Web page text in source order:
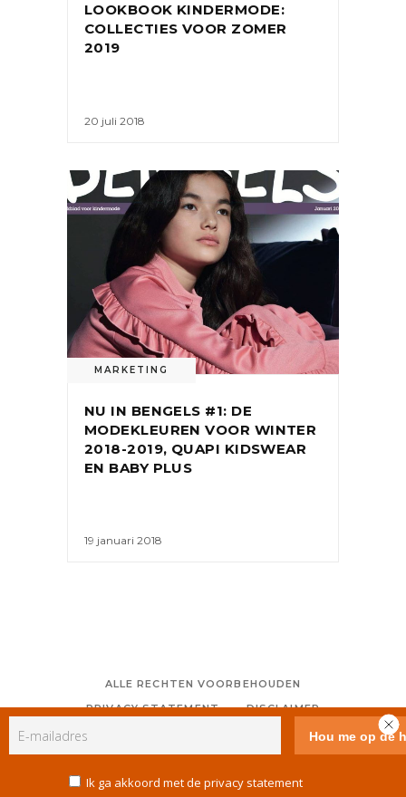
LOOKBOOK KINDERMODE:
COLLECTIES VOOR ZOMER
2019
20 juli 2018
MARKETING
NU IN BENGELS #1: DE
MODEKLEUREN VOOR WINTER
2018-2019, QUAPI KIDSWEAR
EN BABY PLUS
19 januari 2018
ALLE RECHTEN VOORBEHOUDEN
PRIVACY STATEMENT
DISCLAIMER
GEBRUIKERSVOORWAARDEN
COOKIE POLICY (EU)
Ik ga akkoord met de privacy statement